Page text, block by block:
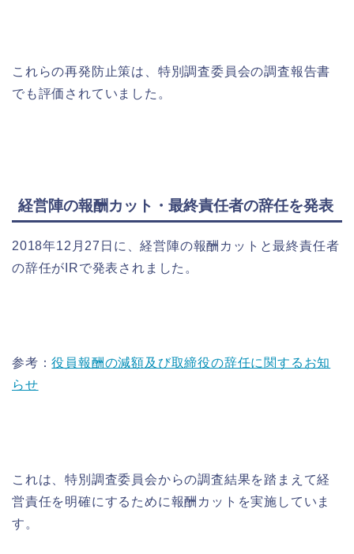
これらの再発防止策は、特別調査委員会の調査報告書
でも評価されていました。
経営陣の報酬カット・最終責任者の辞任を発表
2018年12月27日に、経営陣の報酬カットと最終責任者
の辞任がIRで発表されました。
参考：役員報酬の減額及び取締役の辞任に関するお知
らせ
これは、特別調査委員会からの調査結果を踏まえて経
営責任を明確にするために報酬カットを実施していま
す。